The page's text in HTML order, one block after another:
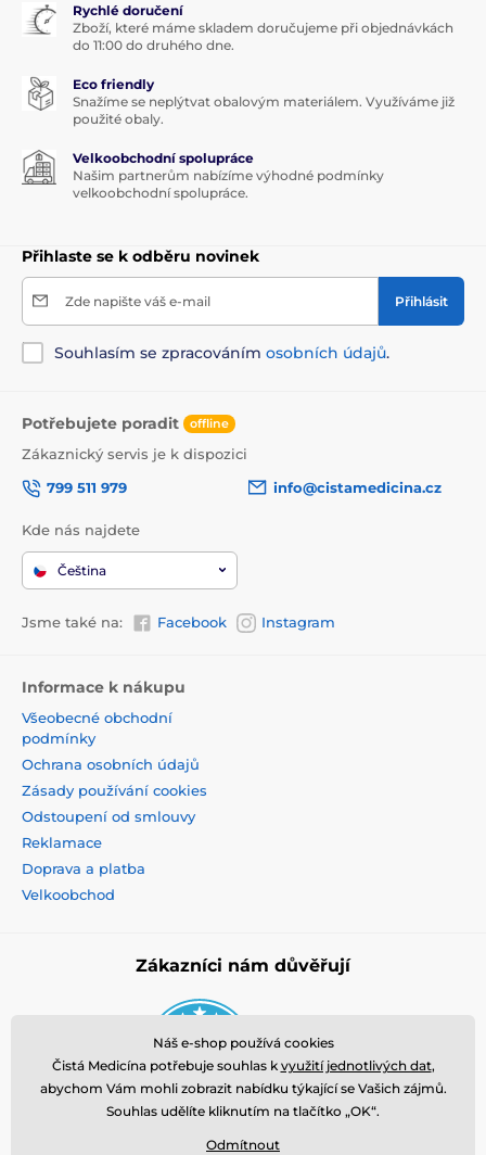
nepronikají živými vrstvami kůže
pro dosažení maximálních výsledků používejte
dermatologický váleček s vaším oblíbeným
výrobkem pro péči o pleť nebo sérem
mikro jehlování usnadňuje odlupování staré
zlepšuje vzhled pleti a dodává pokožce jemnější
pocit
obličejových krémů
zmírňuje akné
redukuje vrásky
redukce očních váčků a tmavých kruhů kolem očí
podporuje zářivou pleť
uvolňuje stres
snižuje nespavost
zlepšuje vstřebávání produktů pro péči o pleť a
2. Aplikujte krémy na obličej a krk.
kolem oblasti rtů a krku. V případě, že máte opuchlé
oči nebo váčky, zavřete oči a jemně masírujte nad
víčky.
4. Používejte váleček na obličej a krk po dobu 5 až 10
Rychlé doručení
Zboží, které máme skladem doručujeme při objednávkách
do 11:00 do druhého dne.
Eco friendly
Snažíme se neplýtvat obalovým materiálem. Využíváme již
použité obaly.
Velkoobchodní spolupráce
Našim partnerům nabízíme výhodné podmínky
velkoobchodní spolupráce.
Přihlaste se k odběru novinek
Zde napište váš e-mail Přihlásit
Souhlasím se zpracováním osobních údajů.
Potřebujete poradit offline
Zákaznický servis je k dispozici
799 511 979
info@cistamedicina.cz
Kde nás najdete
Čeština
Jsme také na: Facebook Instagram
Informace k nákupu
Všeobecné obchodní
podmínky
Ochrana osobních údajů
Zásady používání cookies
Odstoupení od smlouvy
Reklamace
Doprava a platba
Velkoobchod
Zákazníci nám důvěřují
Náš e-shop používá cookies
Čistá Medicína potřebuje souhlas k využití jednotlivých dat,
abychom Vám mohli zobrazit nabídku týkající se Vašich zájmů.
Souhlas udělíte kliknutím na tlačítko „OK“.
Odmítnout